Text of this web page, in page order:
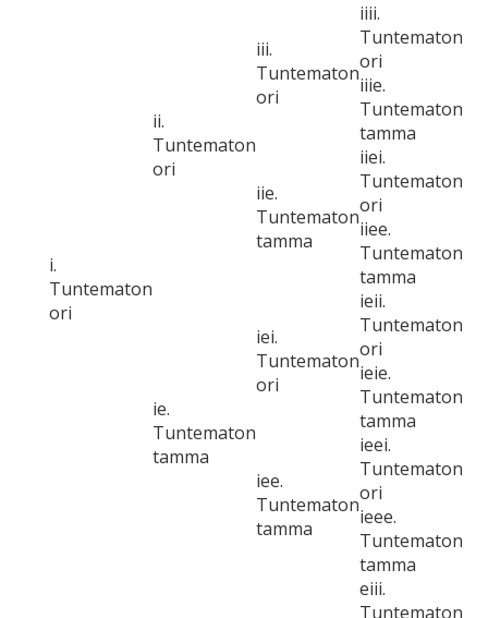
i.
Tuntematon
ori
ii.
Tuntematon
ori
iii.
Tuntematon
ori
iiii.
Tuntematon
ori
iiie.
Tuntematon
tamma
iie.
Tuntematon
tamma
iiei.
Tuntematon
ori
iiee.
Tuntematon
tamma
ie.
Tuntematon
tamma
iei.
Tuntematon
ori
ieii.
Tuntematon
ori
ieie.
Tuntematon
tamma
iee.
Tuntematon
tamma
ieei.
Tuntematon
ori
ieee.
Tuntematon
tamma
eiii.
Tuntematon